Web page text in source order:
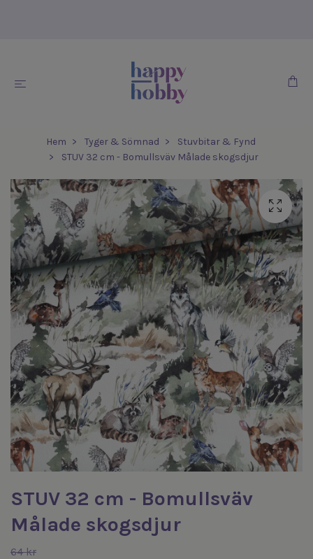
Hem Tyger & Sömnad
Stuvbitar & Fynd
STUV 32 cm - Bomullsväv Målade skogsdjur
STUV 32 cm - Bomullsväv
Målade skogsdjur
64 kr